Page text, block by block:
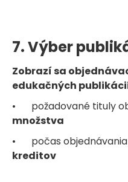
7. Výber
Zobrazí sa
edukačných
•
požadované tituly
množstva
•
počas
kreditov